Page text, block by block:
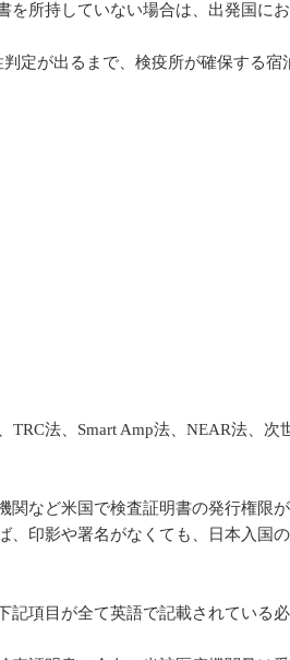
所持していない場合は、出発国に
定が出るまで、検疫所が確保する
法、Smart Amp法、NEAR法、次
など米国で検査証明書の発行権限
印影や署名がなくても、日本入国
項目が全て英語で記載されている必